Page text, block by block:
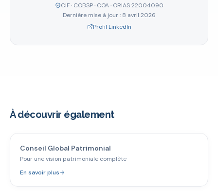
CIF · COBSP · COA · ORIAS 22004090
Dernière mise à jour : 8 avril 2026
Profil LinkedIn
À découvrir également
Conseil Global Patrimonial
Pour une vision patrimoniale complète
En savoir plus